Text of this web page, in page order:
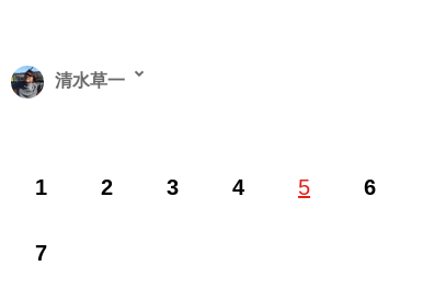
1 2 3 4 5 6
7
清水草一
ター。『
そのフェラーリください!!
』をはじめとするお
路の謎
活動中